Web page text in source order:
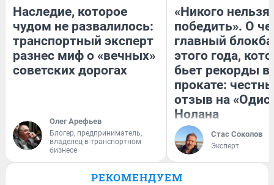
Наследие, которое
чудом не развалилось:
транспортный эксперт
разнес миф о «вечных»
советских дорогах
Олег Арефьев
Блогер, предприниматель,
владелец в транспортном
бизнесе
«Никого нельзя
победить». О
главный
этого года,
бьет рекорды в
прокате:
отзыв на
Нолана
Стас Соколов
Эксперт
РЕКОМЕНДУЕМ